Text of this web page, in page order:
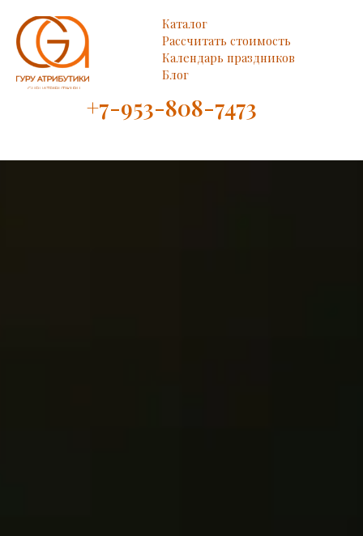
Каталог
Рассчитать стоимость
Календарь праздников
Блог
+7-953-808-7473